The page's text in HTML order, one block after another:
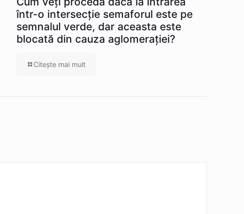
într-o intersecţie semaforul este pe
semnalul verde, dar aceasta este
blocată din cauza aglomeraţiei?
Citeşte mai mult